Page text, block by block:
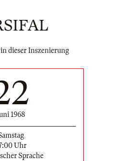
dieser Inszenierung
1968
Uhr
Sprache